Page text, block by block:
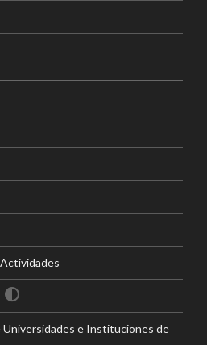
Universidades e Instituciones de